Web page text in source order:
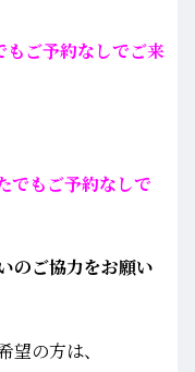
ご予約なしでご来
もご予約なしで
のご協力をお願い
の方は、